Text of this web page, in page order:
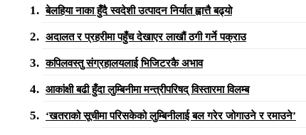
बेलहिया नाका हुँदै स्वदेशी उत्पादन निर्यात ह्वात्तै बढ्यो
अदालत र प्रहरीमा पहुँच देखाएर लाखौं ठगी गर्ने पक्राउ
कपिलवस्तु संग्रहालयलाई भिजिटरकै अभाव
आकांक्षी बढी हुँदा लुम्बिनीमा मन्त्रीपरिषद् विस्तारमा विलम्ब
‘खतराको सूचीमा परिसकेको लुम्बिनीलाई बल गरेर जोगाउने र रमाउने’